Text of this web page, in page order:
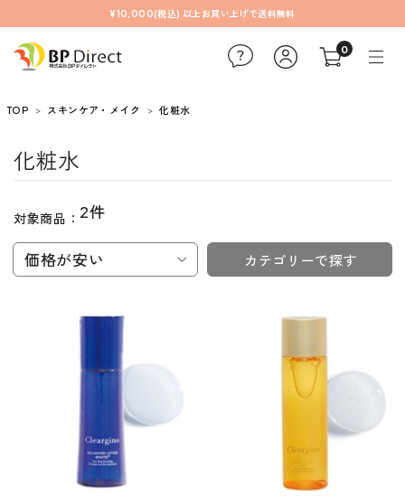
¥10,000(税込) 以上お買い上げで送料無料
0
TOP スキンケア・メイク 化粧水
化粧水
対象商品： 2件
価格が安い カテゴリーで探す